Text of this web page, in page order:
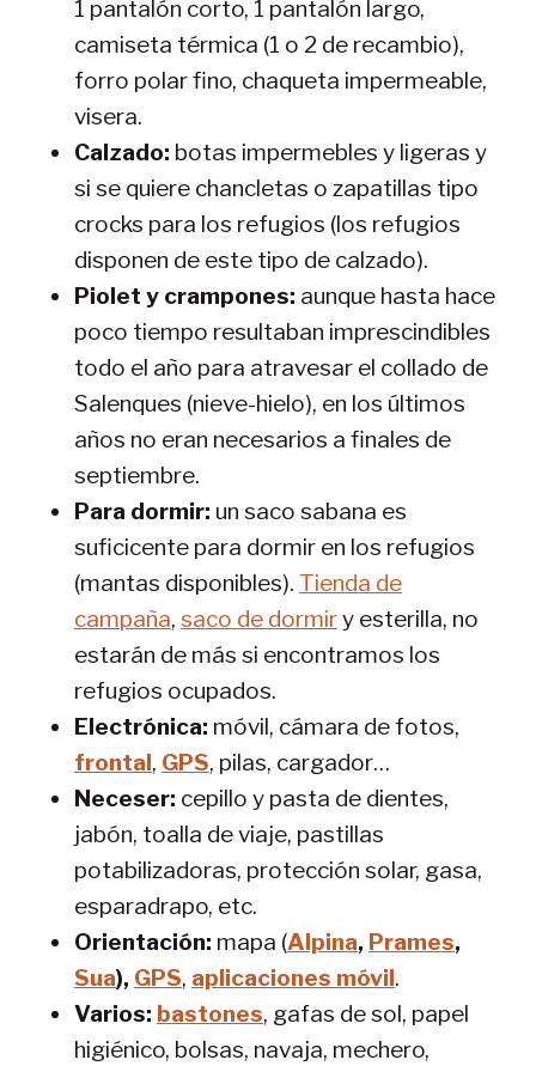
1 pantalón corto, 1 pantalón largo,
camiseta térmica (1 o 2 de recambio),
forro polar fino, chaqueta impermeable,
visera.
Calzado: botas impermebles y ligeras y
si se quiere chancletas o zapatillas tipo
crocks para los refugios (los refugios
disponen de este tipo de calzado).
Piolet y crampones: aunque hasta hace
poco tiempo resultaban imprescindibles
todo el año para atravesar el collado de
Salenques (nieve-hielo), en los últimos
años no eran necesarios a finales de
septiembre.
Para dormir: un saco sabana es
suficicente para dormir en los refugios
(mantas disponibles). Tienda de
campaña, saco de dormiry esterilla, no
estarán de más si encontramos los
refugios ocupados.
Electrónica: móvil, cámara de fotos,
frontal, GPS, pilas, cargador…
Neceser: cepillo y pasta de dientes,
jabón, toalla de viaje, pastillas
potabilizadoras, protección solar, gasa,
esparadrapo, etc.
Orientación: mapa (Alpina, Prames,
Sua), GPS, aplicaciones móvil.
Varios: bastones, gafas de sol, papel
higiénico, bolsas, navaja, mechero,